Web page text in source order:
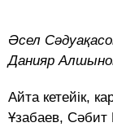
Әсел
Данияр
Айта кетейік,
Ұзабаев,